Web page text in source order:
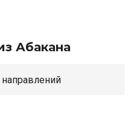
Абакана
Показать 86 направлений